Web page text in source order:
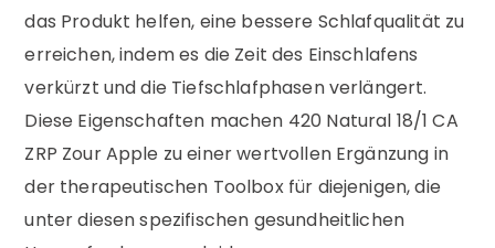
das Produkt helfen, eine bessere Schlafqualität zu
erreichen, indem es die Zeit des Einschlafens
verkürzt und die Tiefschlafphasen verlängert.
Diese Eigenschaften machen 420 Natural 18/1 CA
ZRP Zour Apple zu einer wertvollen Ergänzung in
der therapeutischen Toolbox für diejenigen, die
unter diesen spezifischen gesundheitlichen